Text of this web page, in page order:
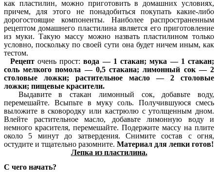
как пластилин, можно приготовить в домашних условиях,
причем, для этого не понадобиться покупать какие-либо
дорогостоящие компоненты. Наиболее распространенным
рецептом домашнего пластилина является его приготовление
из муки. Такую массу можно назвать пластилином только
условно, поскольку по своей сути она будет ничем иным, как
тестом.
Рецепт очень прост: вода — 1 стакан; мука — 1 стакан;
соль мелкого помола — 0,5 стакана; лимонный сок — 2
столовые ложки; растительное масло — 2 столовые
ложки; пищевые красители.
Выдавите в стакан лимонный сок, добавьте воду,
перемешайте. Всыпьте в муку соль. Получившуюся смесь
выложите в сковородку или кастрюлю с утолщенным дном.
Влейте растительное масло, добавьте лимонную воду и
немного красителя, перемешайте. Подержите массу на плите
около 5 минут до затвердения. Снимите состав с огня,
остудите и тщательно разомните. Материал для лепки готов!
Лепка из пластилина.
С чего начать?